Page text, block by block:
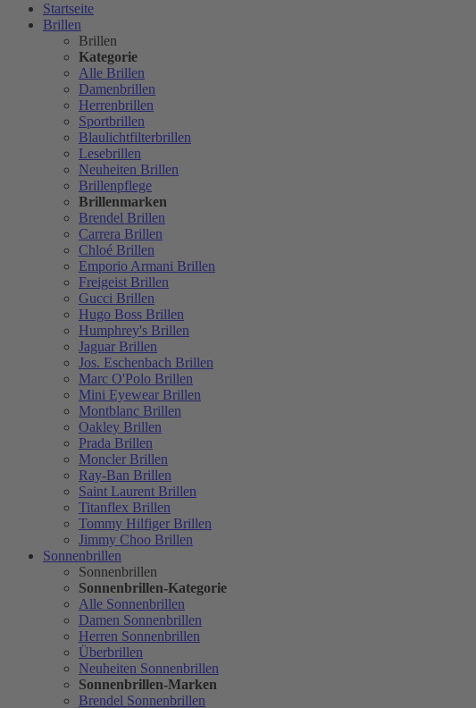
Startseite
Brillen
Brillen
Kategorie
Alle Brillen
Damenbrillen
Herrenbrillen
Sportbrillen
Blaulichtfilterbrillen
Lesebrillen
Neuheiten Brillen
Brillenpflege
Brillenmarken
Brendel Brillen
Carrera Brillen
Chloé Brillen
Emporio Armani Brillen
Freigeist Brillen
Gucci Brillen
Hugo Boss Brillen
Humphrey's Brillen
Jaguar Brillen
Jos. Eschenbach Brillen
Marc O'Polo Brillen
Mini Eyewear Brillen
Montblanc Brillen
Oakley Brillen
Prada Brillen
Moncler Brillen
Ray-Ban Brillen
Saint Laurent Brillen
Titanflex Brillen
Tommy Hilfiger Brillen
Jimmy Choo Brillen
Sonnenbrillen
Sonnenbrillen
Sonnenbrillen-Kategorie
Alle Sonnenbrillen
Damen Sonnenbrillen
Herren Sonnenbrillen
Überbrillen
Neuheiten Sonnenbrillen
Sonnenbrillen-Marken
Brendel Sonnenbrillen